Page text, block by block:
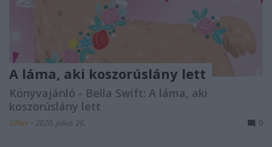
A láma, aki koszorúslány lett
Könyvajánló - Bella Swift: A láma, aki
koszorúslány lett
GReni • 2020. július 26. 0